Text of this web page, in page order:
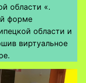
области «.
форме
области и
виртуальное